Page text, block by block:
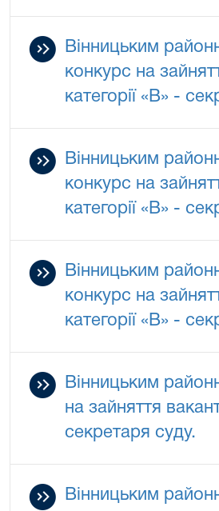
Вінницьким
конкурс на
категорії «В» -
Вінницьким
конкурс на
категорії «В» -
Вінницьким
конкурс на
категорії «В» -
Вінницьким
на зайняття
секретаря суду.
Вінницьким